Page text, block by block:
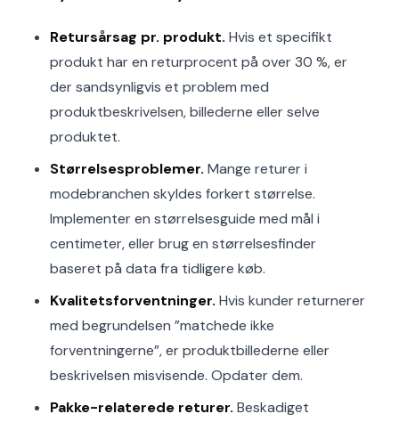
Retursårsag pr. produkt. Hvis et specifikt
produkt har en returprocent på over 30 %, er
der sandsynligvis et problem med
produktbeskrivelsen, billederne eller selve
produktet.
Størrelsesproblemer. Mange returer i
modebranchen skyldes forkert størrelse.
Implementer en størrelsesguide med mål i
centimeter, eller brug en størrelsesfinder
baseret på data fra tidligere køb.
Kvalitetsforventninger. Hvis kunder returnerer
med begrundelsen ”matchede ikke
forventningerne”, er produktbillederne eller
beskrivelsen misvisende. Opdater dem.
Pakke-relaterede returer. Beskadiget